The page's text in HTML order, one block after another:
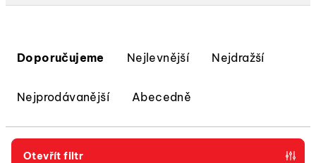
Doporučujeme Nejlevnější Nejdražší
Nejprodávanější Abecedně
Otevřít filtr